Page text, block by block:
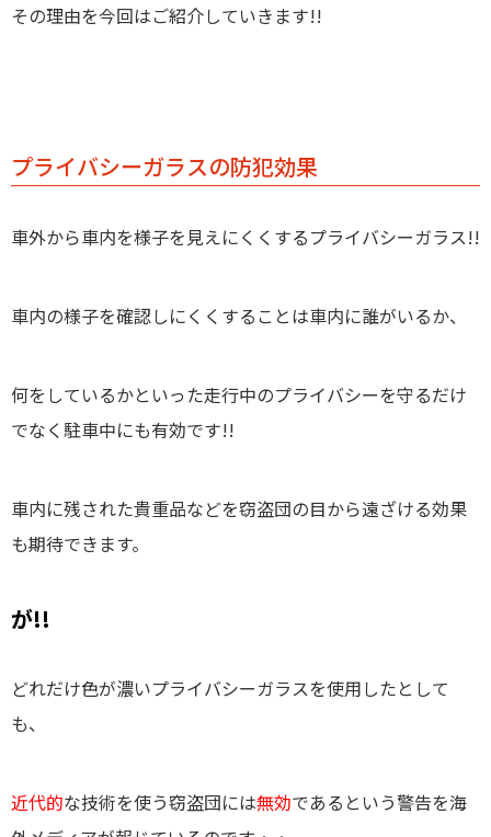
その理由を今回はご紹介していきます!!
プライバシーガラスの防犯効果
車外から車内を様子を見えにくくするプライバシーガラス!!
車内の様子を確認しにくくすることは車内に誰がいるか、
何をしているかといった走行中のプライバシーを守るだけ
でなく駐車中にも有効です!!
車内に残された貴重品などを窃盗団の目から遠ざける効果
も期待できます。
が!!
どれだけ色が濃いプライバシーガラスを使用したとして
も、
近代的な技術を使う窃盗団には無効であるという警告を海